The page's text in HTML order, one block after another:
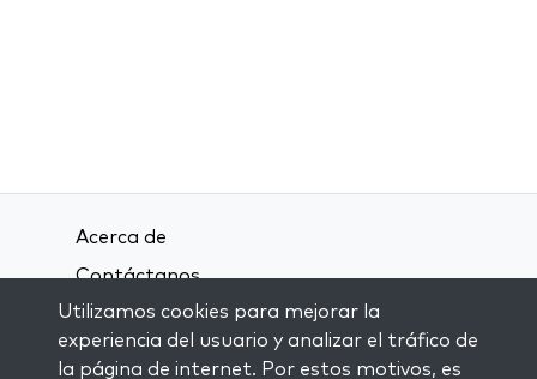
Acerca de
Contáctanos
Términos y condiciones
Política de privacidad
Utilizamos cookies para mejorar la
experiencia del usuario y analizar el tráfico de
la página de internet. Por estos motivos, es